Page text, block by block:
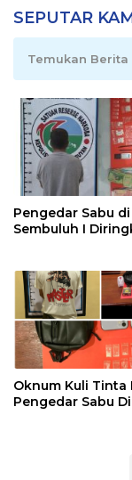
SEPUTAR
Temukan Berita
Pengedar Sabu di
Sembuluh I
Oknum Kuli Tinta
Pengedar Sabu